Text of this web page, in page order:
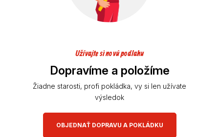
Užívajte si novú podlahu
Dopravíme a položíme
Žiadne starosti, profi pokládka, vy si len užívate
výsledok
OBJEDNAŤ DOPRAVU A POKLÁDKU